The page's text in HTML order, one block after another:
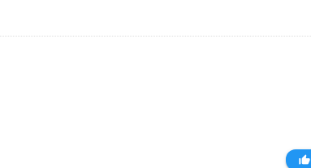
thumb_up_alt